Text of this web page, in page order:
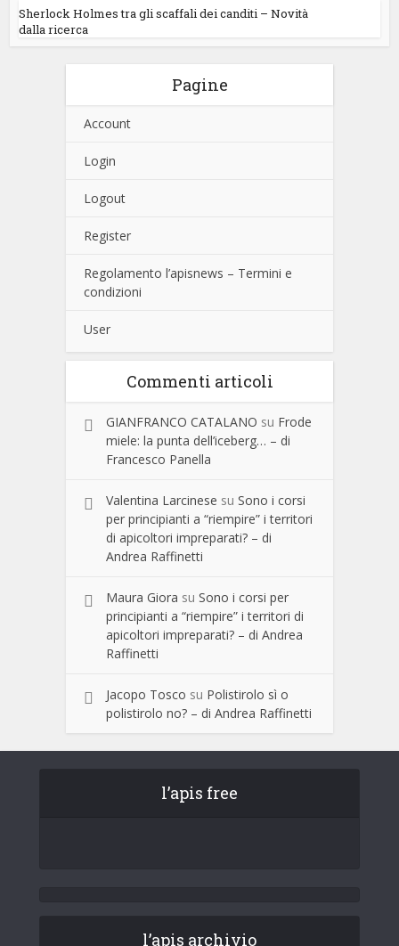
Sherlock Holmes tra gli scaffali dei canditi – Novità
dalla ricerca
Pagine
Account
Login
Logout
Register
Regolamento l’apisnews – Termini e
condizioni
User
Commenti articoli
GIANFRANCO CATALANO su Frode
miele: la punta dell’iceberg… – di
Francesco Panella
Valentina Larcinese su Sono i corsi
per principianti a “riempire” i territori
di apicoltori impreparati? – di
Andrea Raffinetti
Maura Giora su Sono i corsi per
principianti a “riempire” i territori di
apicoltori impreparati? – di Andrea
Raffinetti
Jacopo Tosco su Polistirolo sì o
polistirolo no? – di Andrea Raffinetti
l’apis free
l’apis archivio